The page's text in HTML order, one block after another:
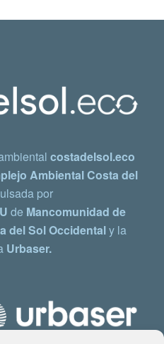
costadelsol.eco
Ambiental Costa del
por
de Mancomunidad de
del Sol Occidentaly la
Urbaser.